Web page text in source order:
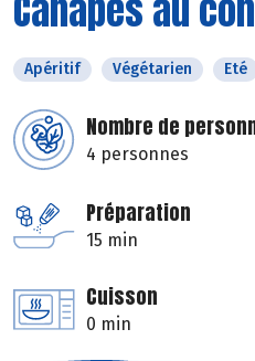
Apéritif Végétarien Eté
Nombre de
4 personnes
Préparation
15 min
Cuisson
0 min